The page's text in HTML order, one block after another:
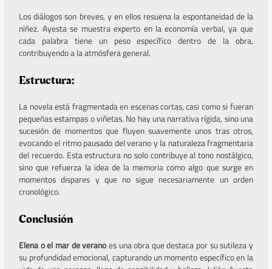
Los diálogos son breves, y en ellos resuena la espontaneidad de la
niñez. Ayesta se muestra experto en la economía verbal, ya que
cada palabra tiene un peso específico dentro de la obra,
contribuyendo a la atmósfera general.
Estructura:
La novela está fragmentada en escenas cortas, casi como si fueran
pequeñas estampas o viñetas. No hay una narrativa rígida, sino una
sucesión de momentos que fluyen suavemente unos tras otros,
evocando el ritmo pausado del verano y la naturaleza fragmentaria
del recuerdo. Esta estructura no solo contribuye al tono nostálgico,
sino que refuerza la idea de la memoria como algo que surge en
momentos dispares y que no sigue necesariamente un orden
cronológico.
Conclusión
Elena o el mar de veranoes una obra que destaca por su sutileza y
su profundidad emocional, capturando un momento específico en la